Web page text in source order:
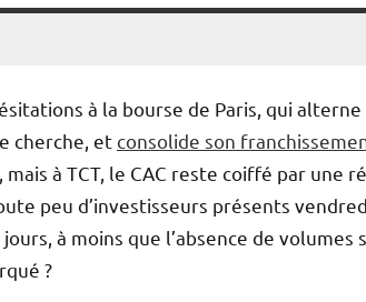
à la bourse de Paris, qui alterne
cherche, etconsolide son
à TCT, le CAC reste coiffé par une
peu d’investisseurs présents
à moins que l’absence de volumes
?